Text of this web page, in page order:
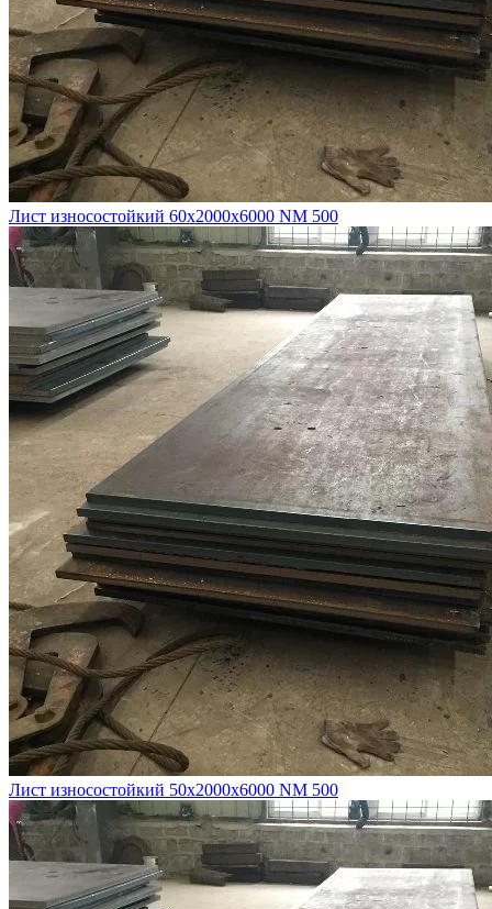
Лист износостойкий 60х2000х6000 NM 500
Лист износостойкий 50х2000х6000 NM 500